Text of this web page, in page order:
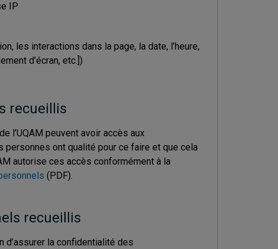
IP
les interactions dans la page, la date, l’heure,
d’écran, etc.])
recueillis
l’UQAM peuvent avoir accès aux
personnes ont qualité pour ce faire et que cela
autorise ces accès conformément à la
(PDF).
recueillis
d’assurer la confidentialité des